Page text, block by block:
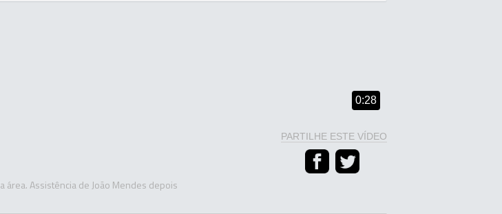
0:28
Assistência de João Mendes depois
PARTILHE ESTE VÍDEO